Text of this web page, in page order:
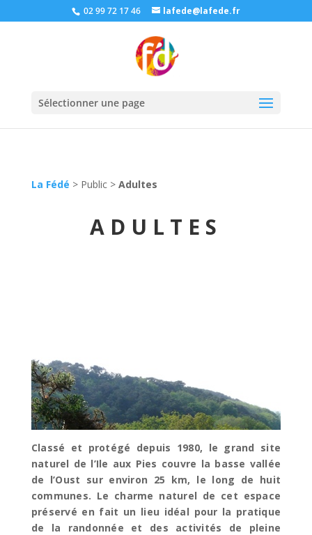
02 99 72 17 46 lafede@lafede.fr
Sélectionner une page
La Fédé > Public> Adultes
ADULTES
Classé et protégé depuis 1980, le grand site
naturel de l’Ile aux Pies couvre la basse vallée
de l’Oust sur environ 25 km, le long de huit
communes. Le charme naturel de cet espace
préservé en fait un lieu idéal pour la pratique
de la randonnée et des activités de pleine